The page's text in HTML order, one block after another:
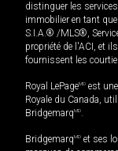
distinguer les
immobilier en tant
S.I.A.® /MLS®,
propriété de l'ACI, et
fournissent les
Royal LePageMD est
Royale du Canada,
BridgemarqMD.
BridgemarqMD et ses